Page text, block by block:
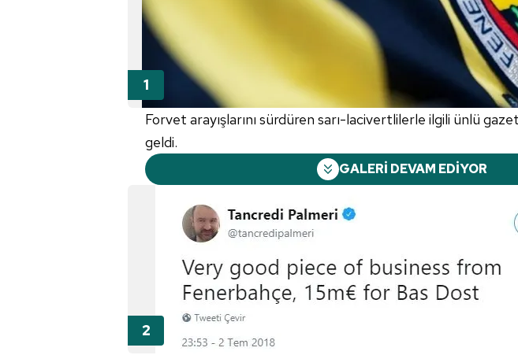
Forvet arayışlarını sürdüren sarı-lacivertlilerle ilgili ünlü
geldi.
GALERİ DEVAM EDİYOR